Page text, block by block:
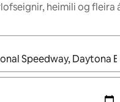
heimili og fleira
fyrir skaltu nota upp og